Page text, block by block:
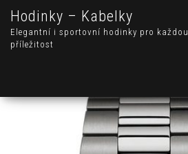
Hodinky – Kabelky
Elegantní i sportovní hodinky pro každou
příležitost